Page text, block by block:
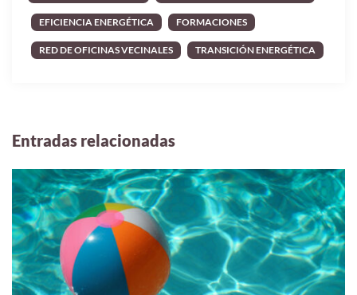
EFICIENCIA ENERGÉTICA FORMACIONES
RED DE OFICINAS VECINALES TRANSICIÓN ENERGÉTICA
Entradas relacionadas